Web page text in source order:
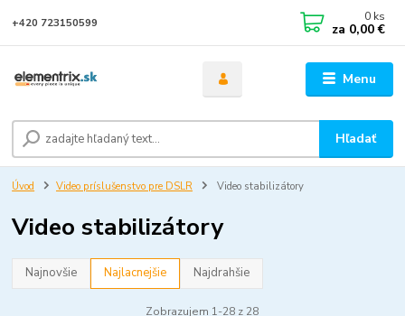
Menu
Hľadať
+420 723150599 0 ks
za 0,00 €
Úvod Video príslušenstvo pre DSLR Video stabilizátory
Video stabilizátory
Najnovšie Najlacnejšie Najdrahšie
Zobrazujem 1-28 z 28